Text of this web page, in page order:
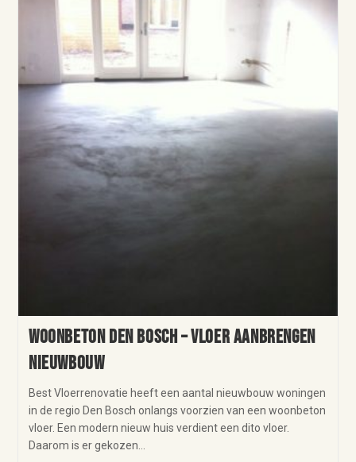
Woonbeton Den Bosch – vloer aanbrengen
nieuwbouw
Best Vloerrenovatie heeft een aantal nieuwbouw woningen
in de regio Den Bosch onlangs voorzien van een woonbeton
vloer. Een modern nieuw huis verdient een dito vloer.
Daarom is er gekozen…